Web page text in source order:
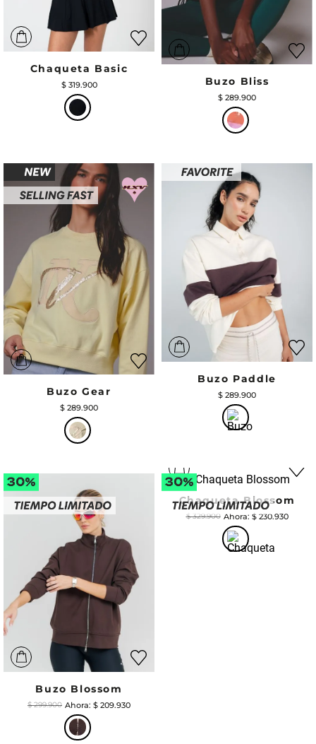
Chaqueta Basic
$ 319.900 Buzo Bliss
$ 289.900
Buzo Gear
$ 289.900
Buzo Paddle
$ 289.900
Buzo Blossom
$ 299.900 $ 209.930
Chaqueta Blossom
$ 329.900 $ 230.930